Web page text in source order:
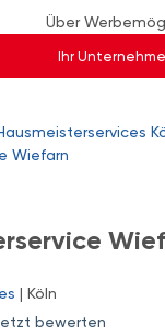
Über
Ihr
Wiefarn
| Köln
bewerten